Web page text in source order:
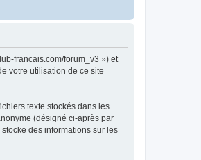
francais.com/forum_v3 ») et
votre utilisation de ce site
texte stockés dans les
(désigné ci-après par
des informations sur les